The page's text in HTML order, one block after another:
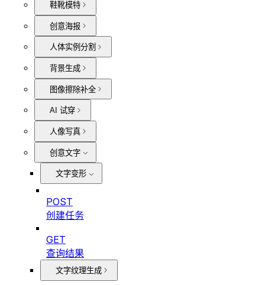
鞋靴模特
创意海报
人体实例分割
背景生成
图像擦除补全
AI 试穿
人像写真
创意文字
文字变形
POST
创建任务
GET
查询结果
文字纹理生成